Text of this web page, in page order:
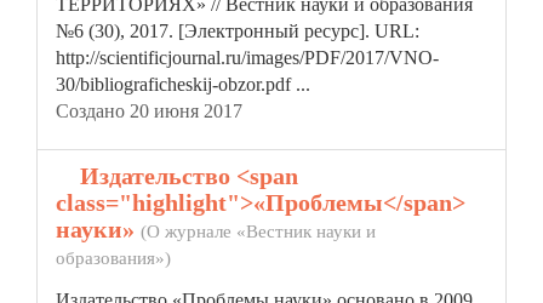
ТЕРРИТОРИЯХ» // Вестник науки и образования
№6 (30), 2017. [Электронный ресурс]. URL:
http://scientificjournal.ru/images/PDF/2017/VNO-
30/bibliograficheskij-obzor.pdf ...
Создано 20 июня 2017
Издательство <span
class="highlight">«Проблемы</span>
науки» (О журнале «Вестник науки и
образования»)